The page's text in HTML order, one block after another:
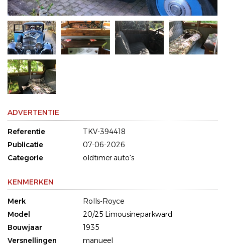
ADVERTENTIE
Referentie
TKV-394418
Publicatie
07-06-2026
Categorie
oldtimer auto's
KENMERKEN
Merk
Rolls-Royce
Model
20/25 Limousineparkward
Bouwjaar
1935
Versnellingen
manueel